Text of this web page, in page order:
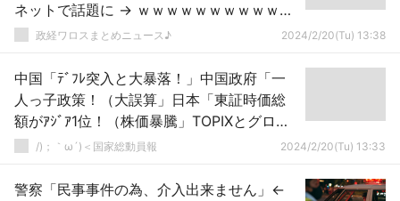
ネットで話題に → ｗｗｗｗｗｗｗｗｗｗｗ
ｗｗｗｗｗｗｗｗｗｗｗ
政経ワロスまとめニュース♪ 2024/2/20(Tu) 13:38
中国「ﾃﾞﾌﾚ突入と大暴落！」中国政府「一
人っ子政策！（大誤算」日本「東証時価総
額がｱｼﾞｱ1位！（株価暴騰」TOPIXとグロー
ス「堅調推移（東証に集まった資金が行き
/)；｀ω´)＜国家総動員報 2024/2/20(Tu) 13:33
警察「民事事件の為、介入出来ません」←